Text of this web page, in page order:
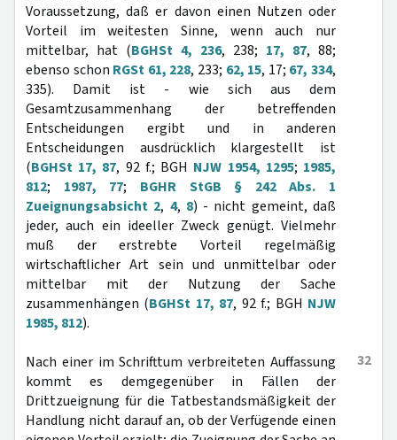
Voraussetzung, daß er davon einen Nutzen oder
Vorteil im weitesten Sinne, wenn auch nur
mittelbar, hat (BGHSt 4, 236, 238; 17, 87, 88;
ebenso schon RGSt 61, 228, 233; 62, 15, 17; 67, 334,
335). Damit ist - wie sich aus dem
Gesamtzusammenhang der betreffenden
Entscheidungen ergibt und in anderen
Entscheidungen ausdrücklich klargestellt ist
(BGHSt 17, 87, 92 f.; BGH NJW 1954, 1295; 1985,
812; 1987, 77; BGHR StGB § 242 Abs. 1
Zueignungsabsicht 2, 4, 8) - nicht gemeint, daß
jeder, auch ein ideeller Zweck genügt. Vielmehr
muß der erstrebte Vorteil regelmäßig
wirtschaftlicher Art sein und unmittelbar oder
mittelbar mit der Nutzung der Sache
zusammenhängen (BGHSt 17, 87, 92 f.; BGH NJW
1985, 812).
32
Nach einer im Schrifttum verbreiteten Auffassung
kommt es demgegenüber in Fällen der
Drittzueignung für die Tatbestandsmäßigkeit der
Handlung nicht darauf an, ob der Verfügende einen